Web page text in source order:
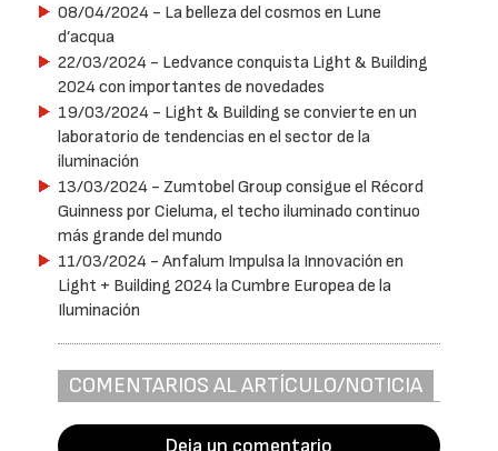
08/04/2024 - La belleza del cosmos en Lune
d’acqua
22/03/2024 - Ledvance conquista Light & Building
2024 con importantes de novedades
19/03/2024 - Light & Building se convierte en un
laboratorio de tendencias en el sector de la
iluminación
13/03/2024 - Zumtobel Group consigue el Récord
Guinness por Cieluma, el techo iluminado continuo
más grande del mundo
11/03/2024 - Anfalum Impulsa la Innovación en
Light + Building 2024 la Cumbre Europea de la
Iluminación
COMENTARIOS AL ARTÍCULO/NOTICIA
Deja un comentario